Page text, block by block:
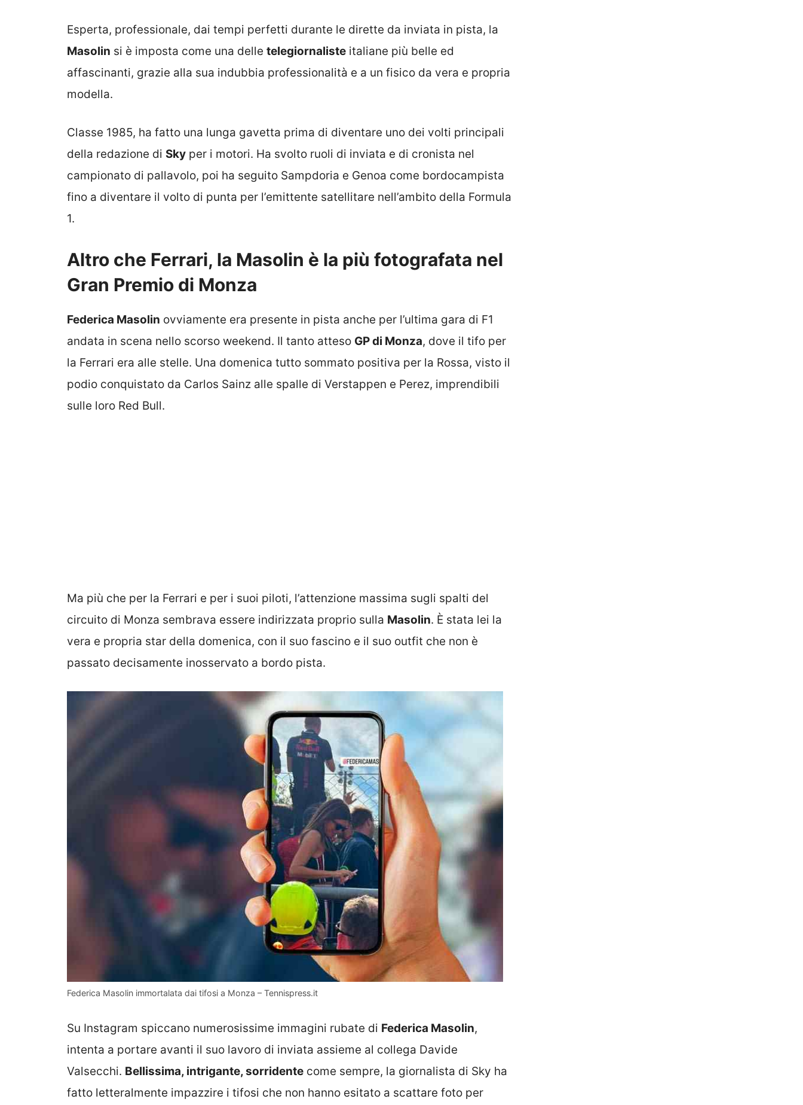
Esperta, professionale, dai tempi perfetti durante le dirette da inviata in pista, la
Masolin si è imposta come una delle telegiornaliste italiane più belle ed
affascinanti, grazie alla sua indubbia professionalità e a un fisico da vera e propria
modella.
Classe 1985, ha fatto una lunga gavetta prima di diventare uno dei volti principali
della redazione di Sky per i motori. Ha svolto ruoli di inviata e di cronista nel
campionato di pallavolo, poi ha seguito Sampdoria e Genoa come bordocampista
fino a diventare il volto di punta per l’emittente satellitare nell’ambito della Formula
1.
Altro che Ferrari, la Masolin è la più fotografata nel
Gran Premio di Monza
Federica Masolin ovviamente era presente in pista anche per l’ultima gara di F1
andata in scena nello scorso weekend. Il tanto atteso GP di Monza, dove il tifo per
la Ferrari era alle stelle. Una domenica tutto sommato positiva per la Rossa, visto il
podio conquistato da Carlos Sainz alle spalle di Verstappen e Perez, imprendibili
sulle loro Red Bull.
Ma più che per la Ferrari e per i suoi piloti, l’attenzione massima sugli spalti del
circuito di Monza sembrava essere indirizzata proprio sulla Masolin. È stata lei la
vera e propria star della domenica, con il suo fascino e il suo outfit che non è
passato decisamente inosservato a bordo pista.
Federica Masolin immortalata dai tifosi a Monza – Tennispress.it
Su Instagram spiccano numerosissime immagini rubate di Federica Masolin,
intenta a portare avanti il suo lavoro di inviata assieme al collega Davide
Valsecchi. Bellissima, intrigante, sorridente come sempre, la giornalista di Sky ha
fatto letteralmente impazzire i tifosi che non hanno esitato a scattare foto per